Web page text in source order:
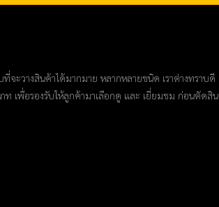
ะวางสินค้าได้มากมาย หลากหลายชนิด เราต่างทราบดี
ท เพื่อรองรับให้ลูกค้ามาเลือกดู และ เยี่ยมชม ก่อนตัดสิน